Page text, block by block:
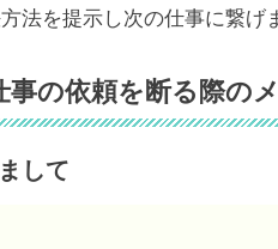
法を提示し次の仕事に繋げ
の依頼を断る際の
して